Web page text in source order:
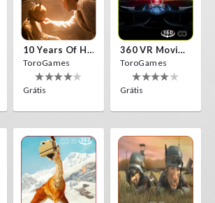
10 Years Of Horror Nights
ToroGames
Grátis
360 VR Movie Experience
ToroGames
Grátis